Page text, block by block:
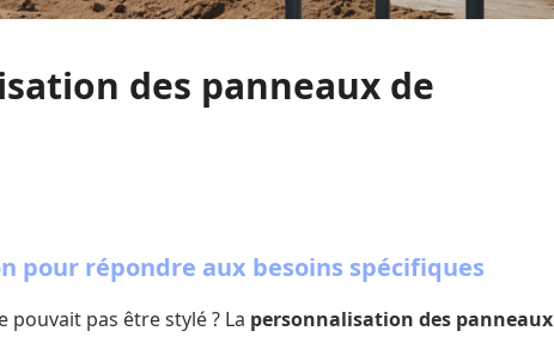
des panneaux de
pour répondre aux besoins spécifiques
pouvait pas être stylé ? La personnalisation des panneaux